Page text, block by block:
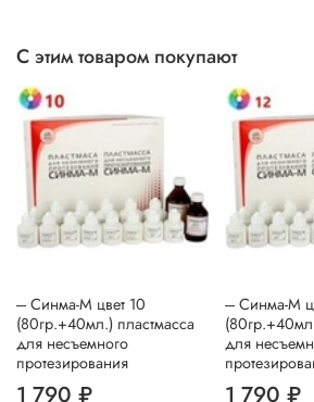
С этим товаром покупают
--- Синма-М цвет 10
(80гр.+40мл.) пластмасса
для несъемного
протезирования
1 790 ₽
--- Синма-М
для
1 790 ₽